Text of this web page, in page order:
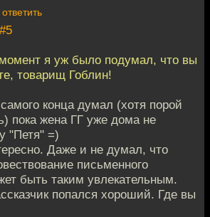
ответить
#5
я уж было подумал, что вы
товарищ Гоблин!
конца думал (хотя порой
пока жена ГГ уже дома не
"Петя" =)
Даже и не думал, что
письменного
быть таким увлекательным.
попался хороший. Где вы